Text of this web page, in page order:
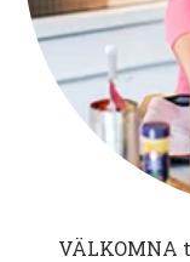
VÄLKOMNA